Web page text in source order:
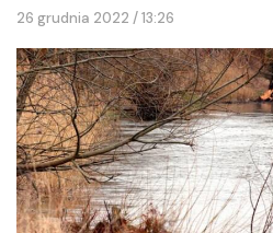
26 grudnia 2022 / 13:26